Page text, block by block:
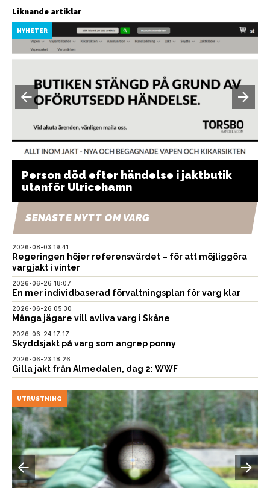
Liknande artiklar
NYHETER
Person död efter händelse i jaktbutik
utanför Ulricehamn
SENASTE NYTT OM VARG
2026-08-03 19:41
Regeringen höjer referensvärdet – för att möjliggöra
vargjakt i vinter
2026-06-26 18:07
En mer individbaserad förvaltningsplan för varg klar
2026-06-26 05:30
Många jägare vill avliva varg i Skåne
2026-06-24 17:17
Skyddsjakt på varg som angrep ponny
2026-06-23 18:26
Gilla jakt från Almedalen, dag 2: WWF
UTRUSTNING